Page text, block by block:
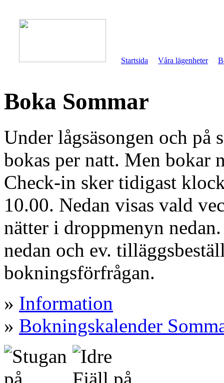
Startsida Våra lägenheter
Boka Sommar
Under lågsäsongen och på
bokas per natt. Men bokar
Check-in sker tidigast
10.00. Nedan visas vald
nätter i droppmenyn
nedan och ev.
bokningsförfrågan.
» Information
» Bokningskalender